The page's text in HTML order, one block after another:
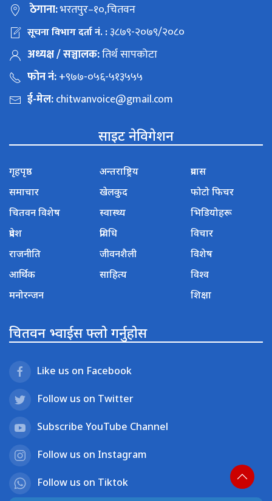
ठेगाना:भरतपुर–१०,चितवन
सूचना विभाग दर्ता नं. :३८७९-२०७९/२०८०
अध्यक्ष / सञ्चालक:तिर्थ सापकोटा
फोन नं:+९७७-०५६-५१३५५५
ई-मेल:chitwanvoice@gmail.com
साइट नेविगेशन
गृहपृष्ठ
समाचार
चितवन विशेष
प्रदेश
राजनीति
आर्थिक
मनोरन्जन
अन्तराष्ट्रिय
खेलकुद
स्वास्थ्य
प्रविधि
जीवनशैली
साहित्य
प्रवास
फोटो फिचर
भिडियोहरू
विचार
विशेष
विश्व
शिक्षा
चितवन भ्वाईस फ्लो गर्नुहोस
Like us on Facebook
Follow us on Twitter
Subscribe YouTube Channel
Follow us on Instagram
Follow us on Tiktok